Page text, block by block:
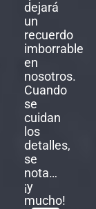
Cuando
se
cuidan
los
detalles,
se
nota…
¡y
mucho!